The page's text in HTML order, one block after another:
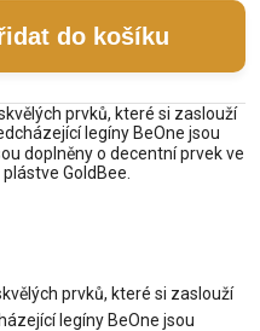
do košíku
prvků, které si zaslouží
legíny BeOne jsou
doplněny o decentní prvek ve
GoldBee.
prvků, které si zaslouží
legíny BeOne jsou